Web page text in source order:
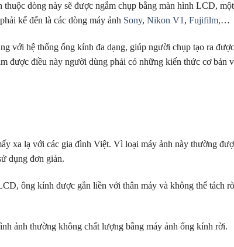
dòng này sẽ được ngắm chụp bằng màn hình LCD,
kể đến là các dòng máy ảnh Sony, Nikon V1 , Fujifilm,…
với hệ thống ống kính đa dạng, giúp người chụp tạo ra
được điều này người dùng phải có những kiến thức cơ bản
xa lạ với các gia đình Việt. Vì loại máy ảnh này thường
dụng đơn giản.
ông kính được gắn liền với thân máy và không thể tách
ảnh thường không chất lượng bằng máy ảnh ống kính rời.